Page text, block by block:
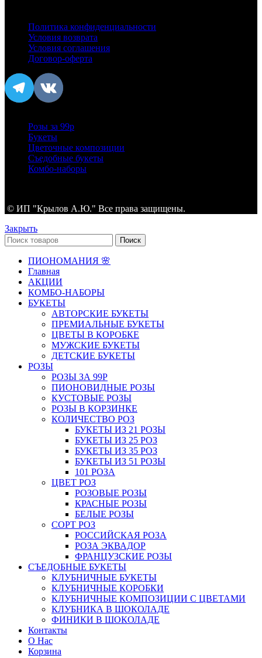
Политика конфиденциальности
Условия возврата
Условия соглашения
Договор-оферта
Розы за 99р
Букеты
Цветочные композиции
Съедобные букеты
Комбо-наборы
© ИП "Крылов А.Ю." Все права защищены.
Закрыть
Поиск
ПИОНОМАНИЯ 🌸
Главная
АКЦИИ
КОМБО-НАБОРЫ
БУКЕТЫ
АВТОРСКИЕ БУКЕТЫ
ПРЕМИАЛЬНЫЕ БУКЕТЫ
ЦВЕТЫ В КОРОБКЕ
МУЖСКИЕ БУКЕТЫ
ДЕТСКИЕ БУКЕТЫ
РОЗЫ
РОЗЫ ЗА 99Р
ПИОНОВИДНЫЕ РОЗЫ
КУСТОВЫЕ РОЗЫ
РОЗЫ В КОРЗИНКЕ
КОЛИЧЕСТВО РОЗ
БУКЕТЫ ИЗ 21 РОЗЫ
БУКЕТЫ ИЗ 25 РОЗ
БУКЕТЫ ИЗ 35 РОЗ
БУКЕТЫ ИЗ 51 РОЗЫ
101 РОЗА
ЦВЕТ РОЗ
РОЗОВЫЕ РОЗЫ
КРАСНЫЕ РОЗЫ
БЕЛЫЕ РОЗЫ
СОРТ РОЗ
РОССИЙСКАЯ РОЗА
РОЗА ЭКВАДОР
ФРАНЦУЗСКИЕ РОЗЫ
СЪЕДОБНЫЕ БУКЕТЫ
КЛУБНИЧНЫЕ БУКЕТЫ
КЛУБНИЧНЫЕ КОРОБКИ
КЛУБНИЧНЫЕ КОМПОЗИЦИИ С ЦВЕТАМИ
КЛУБНИКА В ШОКОЛАДЕ
ФИНИКИ В ШОКОЛАДЕ
Контакты
О Нас
Корзина